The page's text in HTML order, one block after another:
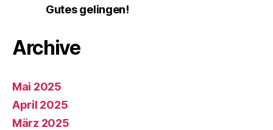
Gutes gelingen!
Archive
Mai 2025
April 2025
März 2025